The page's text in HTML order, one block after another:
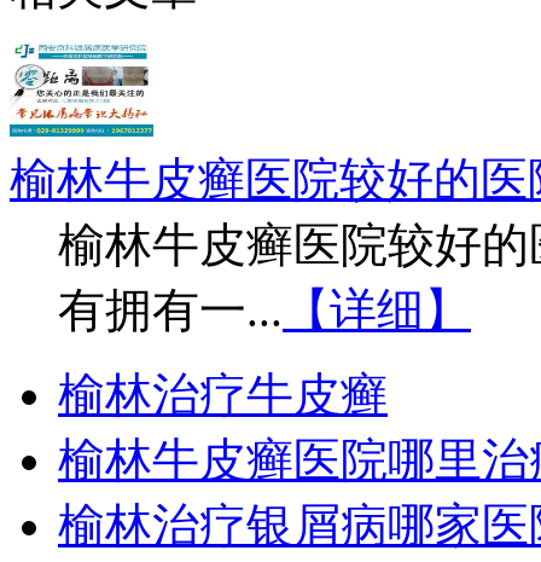
榆林牛皮癣医院较好的医
榆林牛皮癣医院较好
有拥有一... 【详细】
榆林治疗牛皮癣
榆林牛皮癣医院哪里治
榆林治疗银屑病哪家医